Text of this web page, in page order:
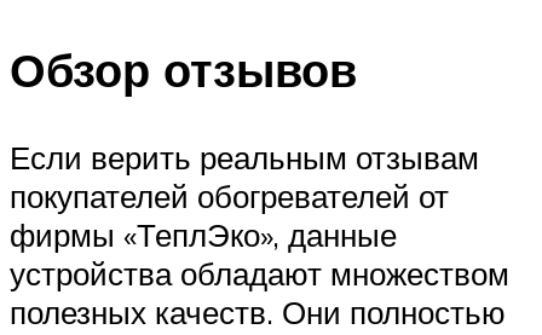
Обзор отзывов
Если верить реальным отзывам
покупателей обогревателей от
фирмы «ТеплЭко», данные
устройства обладают множеством
полезных качеств. Они полностью